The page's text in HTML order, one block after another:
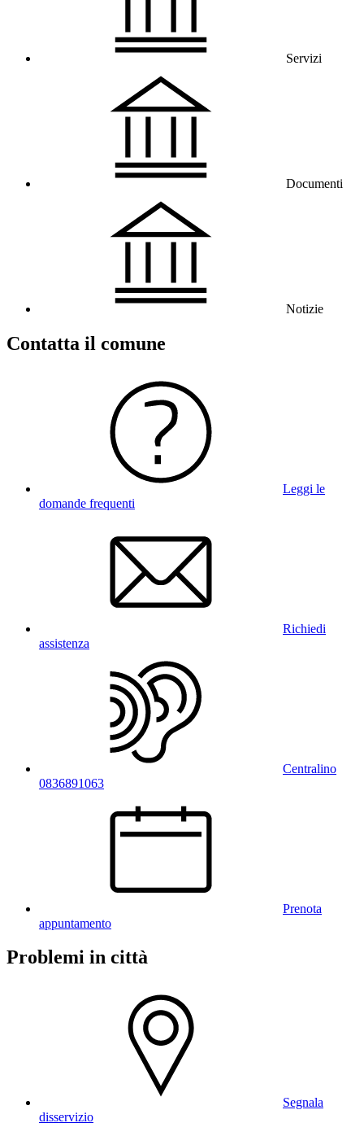
Servizi
Documenti
Notizie
Contatta il comune
Leggi le
domande frequenti
Richiedi
assistenza
Centralino
0836891063
Prenota
appuntamento
Problemi in città
Segnala
disservizio